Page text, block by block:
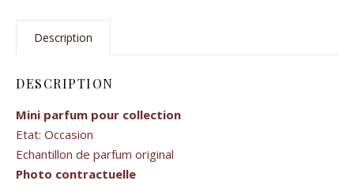
Description
DESCRIPTION
Mini parfum pour collection
Etat: Occasion
Echantillon de parfum original
Photo contractuelle